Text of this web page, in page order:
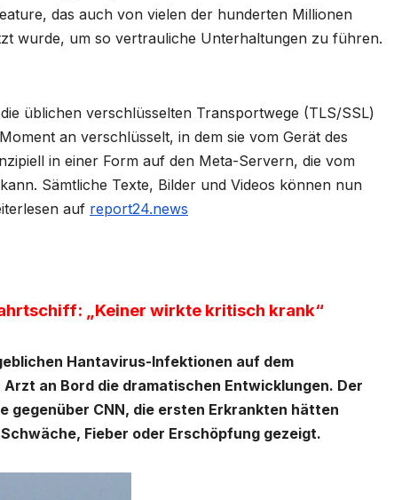
das auch von vielen der hunderten Millionen
wurde, um so vertrauliche Unterhaltungen zu führen.
üblichen verschlüsselten Transportwege (TLS/SSL)
an verschlüsselt, in dem sie vom Gerät des
in einer Form auf den Meta-Servern, die vom
Sämtliche Texte, Bilder und Videos können nun
auf report24.news
„Keiner wirkte kritisch krank“
Hantavirus-Infektionen auf dem
an Bord die dramatischen Entwicklungen. Der
gegenüber CNN, die ersten Erkrankten hätten
Fieber oder Erschöpfung gezeigt.